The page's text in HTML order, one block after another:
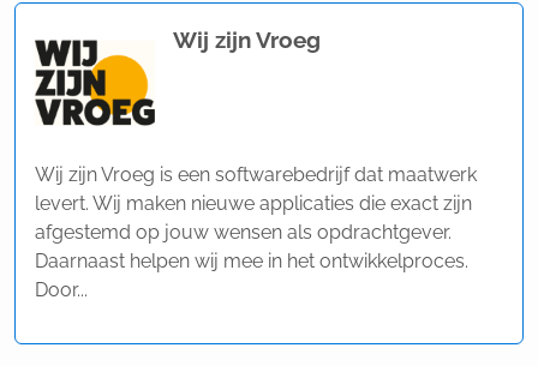
Wij zijn Vroeg
Wij zijn Vroeg is een softwarebedrijf dat maatwerk
levert. Wij maken nieuwe applicaties die exact zijn
afgestemd op jouw wensen als opdrachtgever.
Daarnaast helpen wij mee in het ontwikkelproces.
Door...